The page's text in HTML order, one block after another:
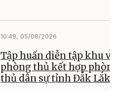
10:49, 05/08/2026
Tập huấn diễn tập khu
phòng thủ kết hợp
thủ dân sự tỉnh Đắk Lắk